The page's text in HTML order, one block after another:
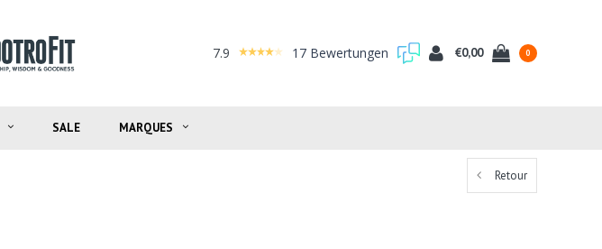
7.9 17 Bewertungen €0,00 0
SALE MARQUES
Retour